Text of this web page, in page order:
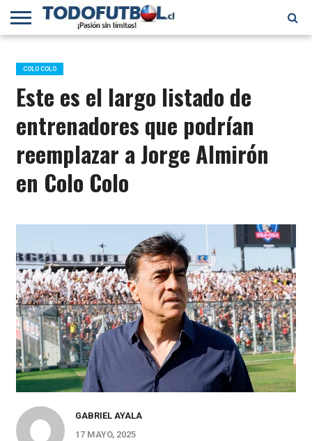
PRIMERA
B
SELECCIÓN
CHILENA
CHILENOS
EN EL
MUNDO
FÚTBOL
INTERNACIONAL
COLO COLO
Este es el largo listado de
entrenadores que podrían
reemplazar a Jorge Almirón
en Colo Colo
GABRIEL AYALA
17 MAYO, 2025